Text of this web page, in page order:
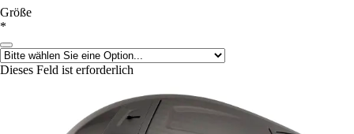
Größe
*
Dieses Feld ist erforderlich